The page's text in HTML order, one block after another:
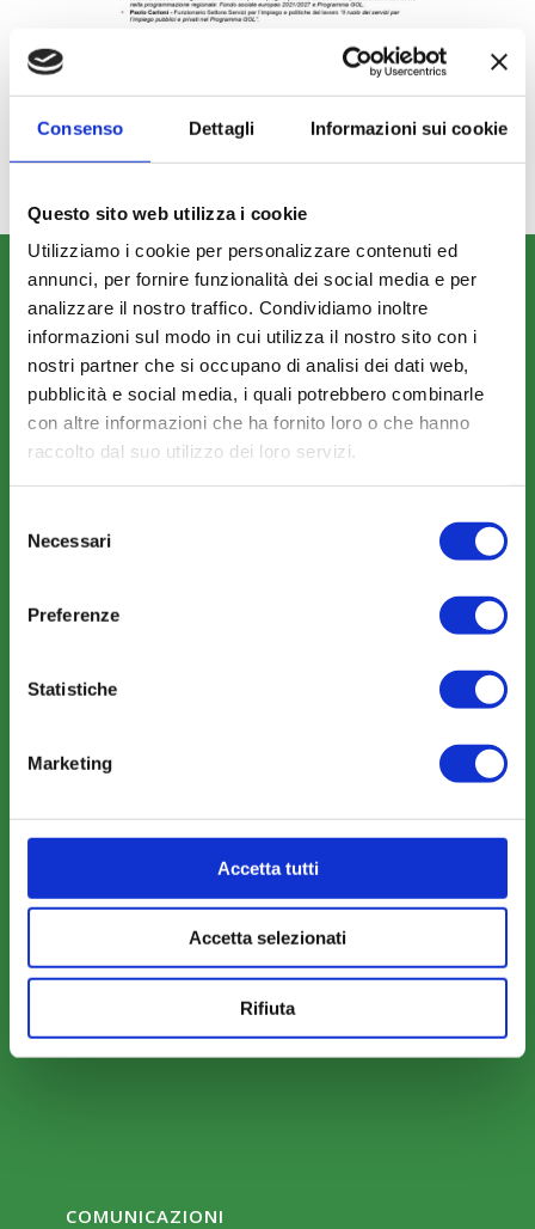
Consenso Dettagli Informazioni sui cookie
Questo sito web utilizza i cookie
Utilizziamo i cookie per personalizzare contenuti ed
annunci, per fornire funzionalità dei social media e per
analizzare il nostro traffico. Condividiamo inoltre
informazioni sul modo in cui utilizza il nostro sito con i
nostri partner che si occupano di analisi dei dati web,
pubblicità e social media, i quali potrebbero combinarle
con altre informazioni che ha fornito loro o che hanno
raccolto dal suo utilizzo dei loro servizi.
delNecessari
Preferenze
Statistiche
Marketing
Accetta tutti
Accetta selezionati
Rifiuta
CHI SIAMO
Fondo FonARCom
Le Parti Sociali
La Mission
Perché scegliere FonARCom
Strumenti
COMUNICAZIONI